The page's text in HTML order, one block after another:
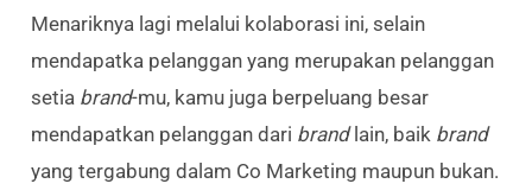
Menariknya lagi melalui kolaborasi ini, selain
mendapatka pelanggan yang merupakan pelanggan
setia brand-mu, kamu juga berpeluang besar
mendapatkan pelanggan dari brandlain, baik brand
yang tergabung dalam Co Marketing maupun bukan.